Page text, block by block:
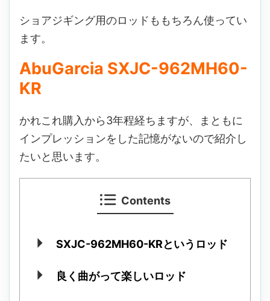
ショアジギング用のロッドももちろん使ってい
ます。
AbuGarcia SXJC-962MH60-
KR
かれこれ購入から3年程経ちますが、まともに
インプレッションをした記憶がないので紹介し
たいと思います。
Contents
SXJC-962MH60-KRというロッド
良く曲がって楽しいロッド